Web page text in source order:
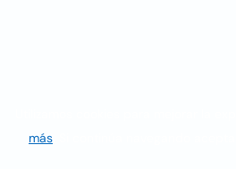
Utilizamos cookies para mejorar la
más